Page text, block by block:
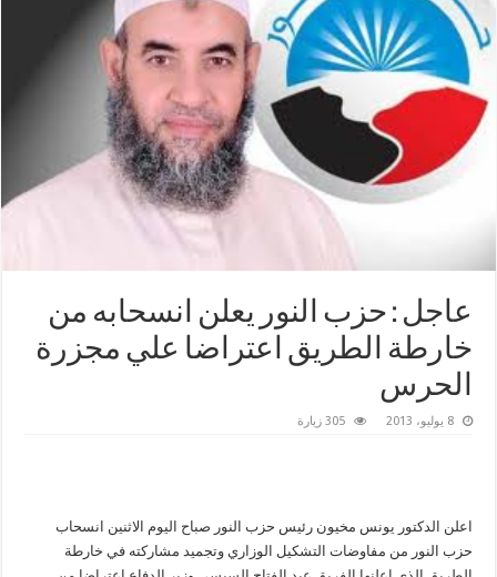
عاجل : حزب النور يعلن انسحابه من
خارطة الطريق اعتراضا علي مجزرة
الحرس
8 يوليو، 2013 305 زيارة
اعلن الدكتور يونس مخيون رئيس حزب النور صباح اليوم الاثنين انسحاب
حزب النور من مفاوضات التشكيل الوزاري وتجميد مشاركته في خارطة